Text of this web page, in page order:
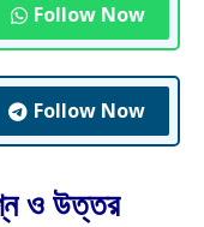
Follow Now
Follow Now
ও উত্তর